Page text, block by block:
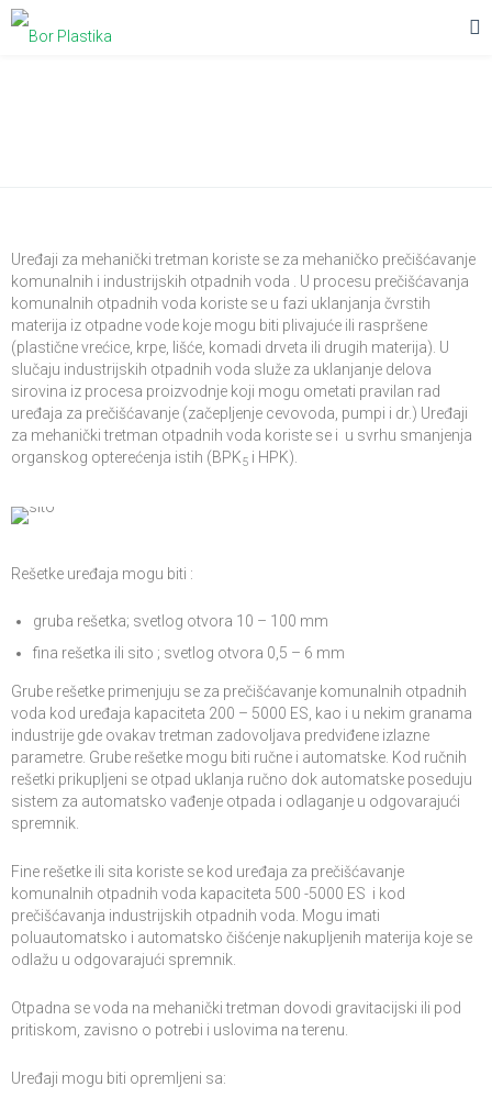
Uređaji za mehanički tretman koriste se za mehaničko prečišćavanje
komunalnih i industrijskih otpadnih voda . U procesu prečišćavanja
komunalnih otpadnih voda koriste se u fazi uklanjanja čvrstih
materija iz otpadne vode koje mogu biti plivajuće ili raspršene
(plastične vrećice, krpe, lišće, komadi drveta ili drugih materija). U
slučaju industrijskih otpadnih voda služe za uklanjanje delova
sirovina iz procesa proizvodnje koji mogu ometati pravilan rad
uređaja za prečišćavanje (začepljenje cevovoda, pumpi i dr.) Uređaji
za mehanički tretman otpadnih voda koriste se i u svrhu smanjenja
organskog opterećenja istih (BPK5 i HPK).
Rešetke uređaja mogu biti :
gruba rešetka; svetlog otvora 10 – 100 mm
fina rešetka ili sito ; svetlog otvora 0,5 – 6 mm
Grube rešetke primenjuju se za prečišćavanje komunalnih otpadnih
voda kod uređaja kapaciteta 200 – 5000 ES, kao i u nekim granama
industrije gde ovakav tretman zadovoljava predviđene izlazne
parametre. Grube rešetke mogu biti ručne i automatske. Kod ručnih
rešetki prikupljeni se otpad uklanja ručno dok automatske poseduju
sistem za automatsko vađenje otpada i odlaganje u odgovarajući
spremnik.
Fine rešetke ili sita koriste se kod uređaja za prečišćavanje
komunalnih otpadnih voda kapaciteta 500 -5000 ES i kod
prečišćavanja industrijskih otpadnih voda. Mogu imati
poluautomatsko i automatsko čišćenje nakupljenih materija koje se
odlažu u odgovarajući spremnik.
Otpadna se voda na mehanički tretman dovodi gravitacijski ili pod
pritiskom, zavisno o potrebi i uslovima na terenu.
Uređaji mogu biti opremljeni sa: